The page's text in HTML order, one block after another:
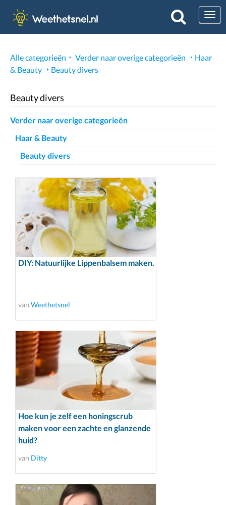
Alle categorieën Verder naar overige categorieën
Haar
& Beauty
Beauty divers
Beauty divers
Verder naar overige categorieën
Haar & Beauty
Beauty divers
DIY: Natuurlijke Lippenbalsem maken.
van Weethetsnel
Hoe kun je zelf een honingscrub
maken voor een zachte en glanzende
huid?
van Ditty